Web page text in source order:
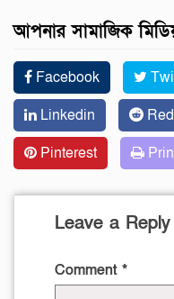
আপনার সামাজিক
Facebook
Linkedin
Pinterest
Leave a Reply
Comment *